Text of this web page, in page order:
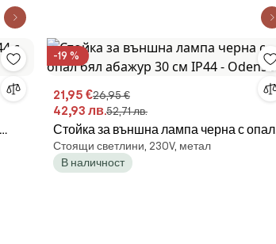
-19 %
21,95 €26,95 €
42,93 лв.52,71 лв.
Стойка за външна лампа черна с опал
бял абажур 30 см IP44 - Odense
Стоящи светлини, 230V, метал
В наличност